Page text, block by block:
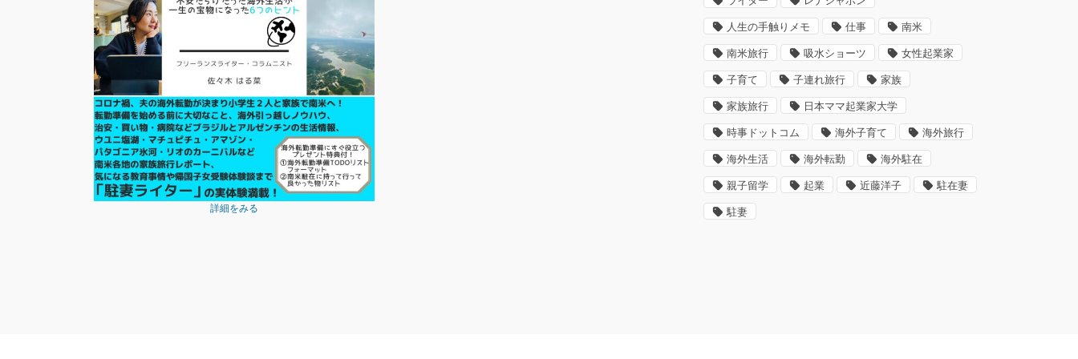
詳細をみる
人生の手触りメモ 仕事 南米
南米旅行 吸水ショーツ 女性起業家
子育て 子連れ旅行 家族
家族旅行 日本ママ起業家大学
時事ドットコム 海外子育て 海外旅行
海外生活 海外転勤 海外駐在
親子留学 起業 近藤洋子 駐在妻
駐妻